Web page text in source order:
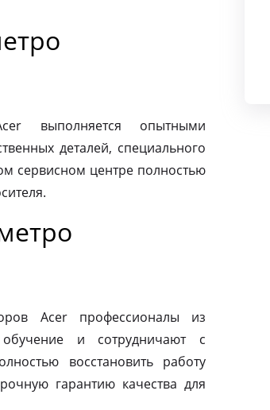
выполняется опытными
деталей, специального
сервисном центре полностью
Acer профессионалы из
и сотрудничают с
восстановить работу
гарантию качества для